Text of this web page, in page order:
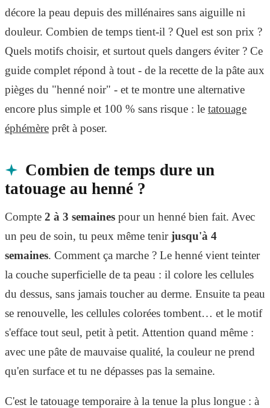
décore la peau depuis des millénaires sans aiguille ni
douleur. Combien de temps tient-il ? Quel est son prix ?
Quels motifs choisir, et surtout quels dangers éviter ? Ce
guide complet répond à tout - de la recette de la pâte aux
pièges du "henné noir" - et te montre une alternative
encore plus simple et 100 % sans risque : le tatouage
éphémère prêt à poser.
Combien de temps dure un
tatouage au henné ?
Compte 2 à 3 semaines pour un henné bien fait. Avec
un peu de soin, tu peux même tenir jusqu'à 4
semaines. Comment ça marche ? Le henné vient teinter
la couche superficielle de ta peau : il colore les cellules
du dessus, sans jamais toucher au derme. Ensuite ta peau
se renouvelle, les cellules colorées tombent… et le motif
s'efface tout seul, petit à petit. Attention quand même :
avec une pâte de mauvaise qualité, la couleur ne prend
qu'en surface et tu ne dépasses pas la semaine.
C'est le tatouage temporaire à la tenue la plus longue : à